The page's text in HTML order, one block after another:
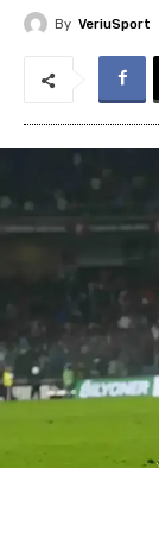
By VeriuSport